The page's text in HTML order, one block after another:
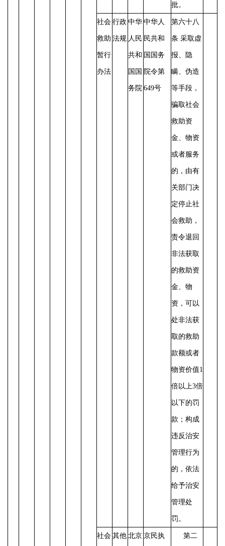
批。
社会
救助
暂行
办法
行政
法规
中华
人民
共和
国国
务院
中华人
民共和
国国务
院令第
649号
第六十八
条 采取虚
报、隐
瞒、伪造
等手段，
骗取社会
救助资
金、物资
或者服务
的，由有
关部门决
定停止社
会救助，
责令退回
非法获取
的救助资
金、物
资，可以
处非法获
取的救助
款额或者
物资价值1
倍以上3倍
以下的罚
款；构成
违反治安
管理行为
的，依法
给予治安
管理处
罚。
社会 其他 北京 京民执 第二